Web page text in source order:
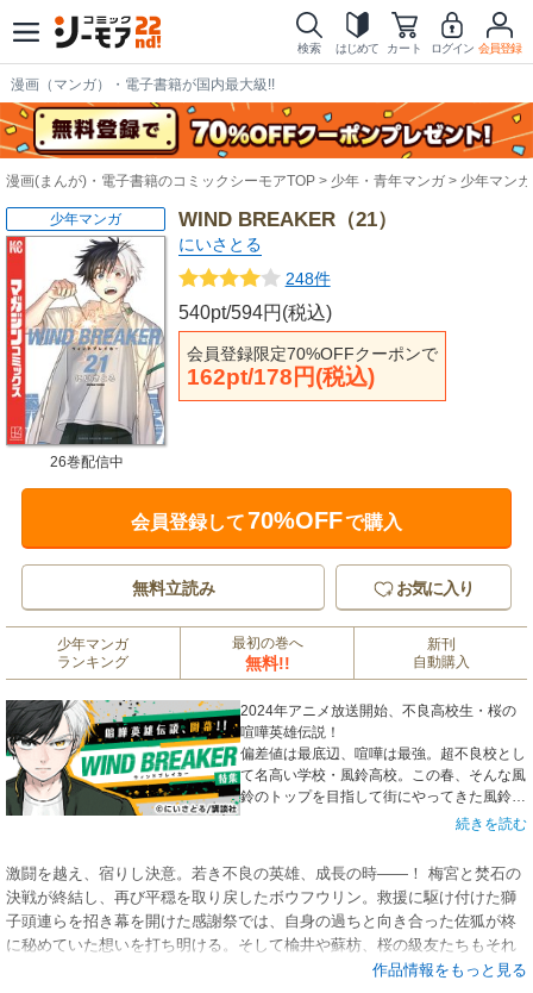
検索 はじめて カート ログイン 会員登録
漫画（マンガ）・電子書籍が国内最大級!!
漫画(まんが)・電子書籍のコミックシーモアTOP 少年・青年マンガ 少年マンガ
WIND BREAKER（21）
にいさとる
248件
540pt/594円(税込)
会員登録限定70%OFFクーポンで
162pt/178円(税込)
少年マンガ
26巻配信中
会員登録して70%OFFで購入
無料立読み お気に入り
少年マンガ
ランキング
最初の巻へ
無料!!
新刊
自動購入
2024年アニメ放送開始、不良高校生・桜の
喧嘩英雄伝説！
偏差値は最底辺、喧嘩は最強。超不良校とし
て名高い学校・風鈴高校。この春、そんな風
鈴のトップを目指して街にやってきた風鈴高
校１年生・桜遥は、風鈴高校が“防風鈴”と名
るため戦い始めることに──！
続きを読む
激闘を越え、宿りし決意。若き不良の英雄、成長の時――！ 梅宮と焚石の
決戦が終結し、再び平穏を取り戻したボウフウリン。救援に駆け付けた獅
子頭連らを招き幕を開けた感謝祭では、自身の過ちと向き合った佐狐が柊
に秘めていた想いを打ち明ける。そして楡井や蘇枋、桜の級友たちもそれ
ぞれが新たな決意を胸にする中、杉下は桜に抱いた感情に葛藤し――!?
作品情報をもっと見る